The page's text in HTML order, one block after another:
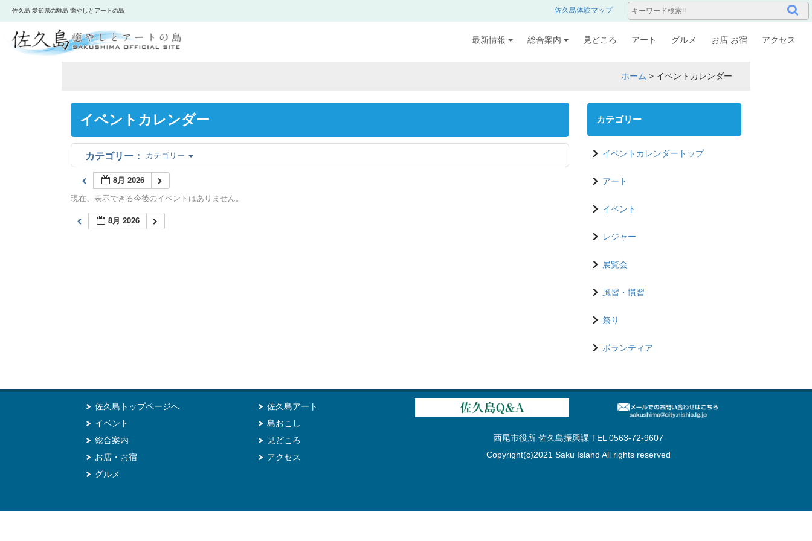
佐久島 愛知県の離島 癒やしとアートの島 佐久島体験マップ
最新情報 総合案内 見どころ アート グルメ お店 お宿 アクセス
ホーム > イベントカレンダー
イベントカレンダー
カテゴリー
8月 2026
現在、表示できる今後のイベントはありません。
8月 2026
カテゴリー
イベントカレンダートップ
アート
イベント
レジャー
展覧会
風習・慣習
祭り
ボランティア
佐久島トップページへ
イベント
総合案内
お店・お宿
グルメ
佐久島アート
島おこし
見どころ
アクセス
西尾市役所 佐久島振興課 TEL 0563-72-9607
Copyright(c)2021 Saku Island All rights reserved